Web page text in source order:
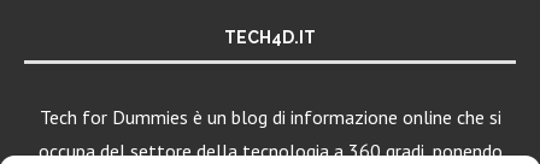
TECH4D.IT
Tech for Dummies è un blog di informazione online che si
occupa del settore della tecnologia a 360 gradi, ponendo